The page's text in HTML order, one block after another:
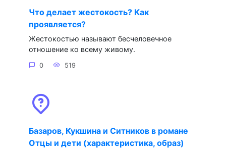
Что делает жестокость? Как
проявляется?
Жестокостью называют бесчеловечное
отношение ко всему живому.
0 519
Базаров, Кукшина и Ситников в романе
Отцы и дети (характеристика, образ)